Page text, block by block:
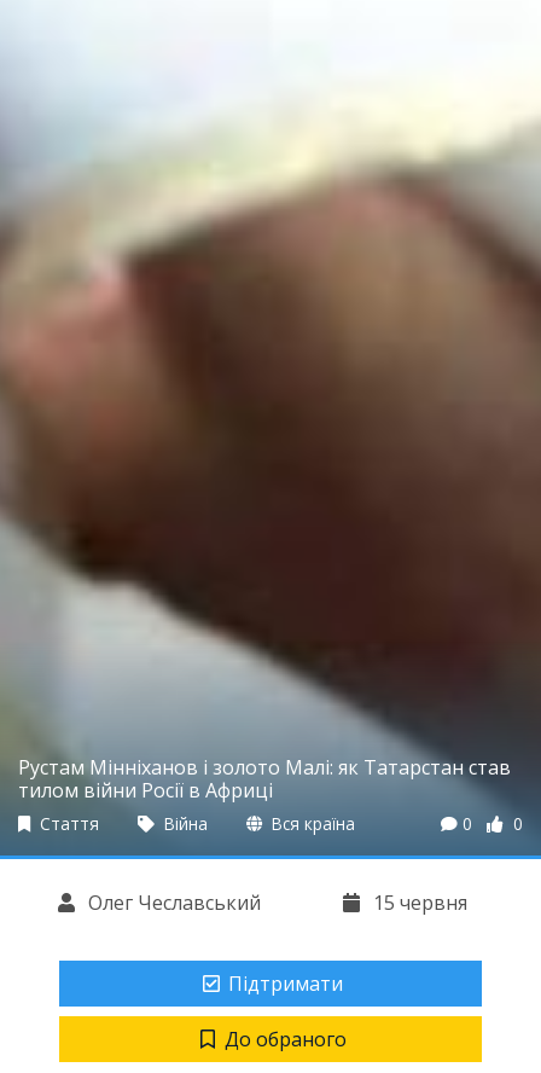
Рустам Мінніханов і золото Малі: як Татарстан став
тилом війни Росії в Африці
Стаття Війна Вся країна 0 0
Олег Чеславський 15 червня
Підтримати
До обраного